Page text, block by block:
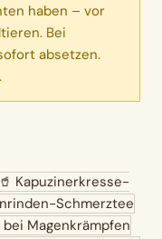
haben – vor
Bei
absetzen.
🥤 Kapuzinerkresse-
Schmerztee
Magenkrämpfen